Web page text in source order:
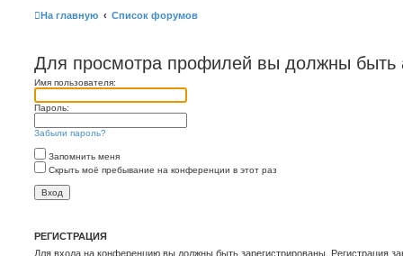
На главную Список форумов
Для просмотра профилей вы должны быть
Имя пользователя:
Пароль:
Забыли пароль?
Запомнить меня
Скрыть моё пребывание на конференции в этот раз
РЕГИСТРАЦИЯ
Для входа на конференцию вы должны быть зарегистрированы. Регистрация